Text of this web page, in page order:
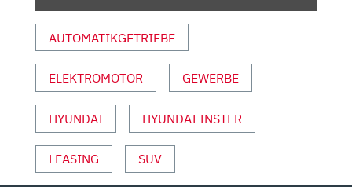
NEWS“
VON
YOUTUBE
ANZEIGEN
AUTOMATIKGETRIEBE
ELEKTROMOTOR GEWERBE
HYUNDAI HYUNDAI INSTER
LEASING SUV